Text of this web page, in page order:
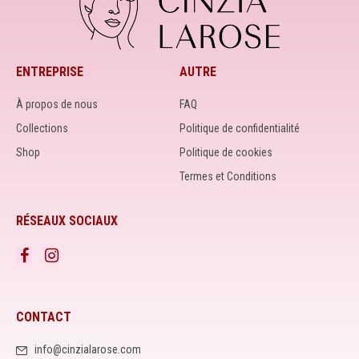
ENTREPRISE
À propos de nous
Collections
Shop
AUTRE
FAQ
Politique de confidentialité
Politique de cookies
Termes et Conditions
RÉSEAUX SOCIAUX
CONTACT
info@cinzialarose.com